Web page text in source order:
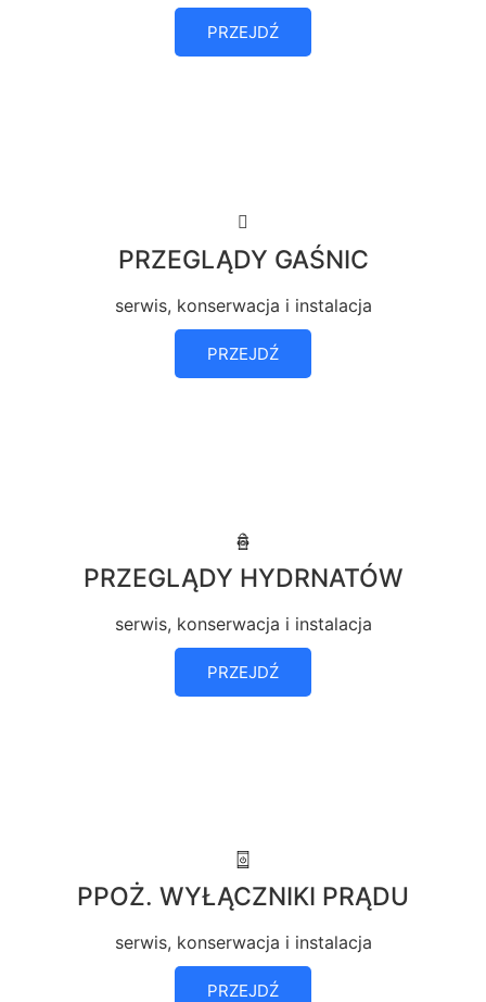
PRZEJDŹ
PRZEGLĄDY GAŚNIC
serwis, konserwacja i instalacja
PRZEJDŹ
PRZEGLĄDY HYDRNATÓW
serwis, konserwacja i instalacja
PRZEJDŹ
PPOŻ. WYŁĄCZNIKI PRĄDU
serwis, konserwacja i instalacja
PRZEJDŹ